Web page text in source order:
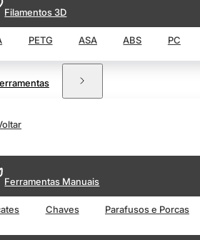
Filamentos 3D
PETG ASA ABS PC
Ferramentas Manuais
Chaves Parafusos e Porcas